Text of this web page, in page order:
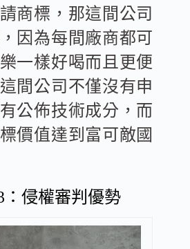
商標，那這間公司
因為每間廠商都可
一樣好喝而且更便
間公司不僅沒有申
公佈技術成分，而
價值達到富可敵國
侵權審判優勢